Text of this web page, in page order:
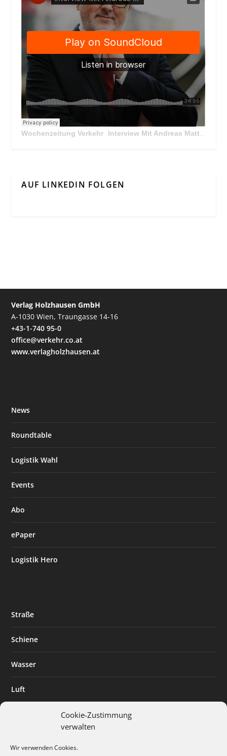
Cookie-Zustimmung
verwalten
Wir verwenden Cookies.
Wochenzeitung Verkehr · Interview Mit Andreas Matthä, CEO der ÖBB Holding
AUF LINKEDIN FOLGEN
Verlag Holzhausen GmbH
A-1030 Wien, Traungasse 14-16
+43-1-740 95-0
office@verkehr.co.at
www.verlagholzhausen.at
News
Roundtable
Logistik Wahl
Events
Abo
ePaper
Logistik Hero
Straße
Schiene
Wasser
Luft